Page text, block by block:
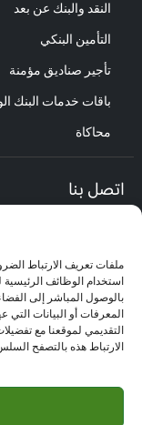
ملفات تعريف الارتباط
استخدام الوظائف
بالوصول المباشر إلى
المعرفات أو البيانات التي
التقديمي لموقعنا مع
الارتباط هذه بالتصفح
النقد والبنك عن بعد
التأمين البنكي
تأجير صناديق مؤمنة
باقات خدمات البنك
محاكاة
اتصل بنا
مركز العلاقات مع الزبائن :
البريد الإلكتروني : CEC@bna.dz
العنوان : حي الأعمال باب الزوار.
الهاتف: 3306/0770.20.33.06
مركز الاتصال :3306